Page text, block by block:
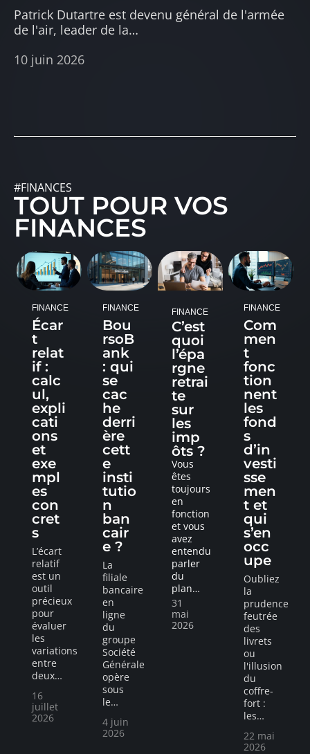
Patrick Dutartre est devenu général de l'armée
de l'air, leader de la…
10 juin 2026
#FINANCES
TOUT POUR VOS
FINANCES
FINANCE
Écar
t
relat
if :
calc
ul,
expli
cati
ons
et
exe
mpl
es
con
cret
s
L’écart
relatif
est un
outil
précieux
pour
évaluer
les
variations
entre
deux…
16
juillet
2026
FINANCE
Bou
rsoB
ank
: qui
se
cac
he
derri
ère
cett
e
insti
tutio
n
ban
cair
e ?
La
filiale
bancaire
en
ligne
du
groupe
Société
Générale
opère
sous
le…
4 juin
2026
FINANCE
C’est
quoi
l’épa
rgne
retrai
te
sur
les
imp
ôts ?
Vous
êtes
toujours
en
fonction
et vous
avez
entendu
parler
du
plan…
31
mai
2026
FINANCE
Com
men
t
fonc
tion
nent
les
fond
s
d’in
vesti
sse
men
t et
qui
s’en
occ
upe
Oubliez
la
prudence
feutrée
des
livrets
ou
l'illusion
du
coffre-
fort :
les…
22 mai
2026